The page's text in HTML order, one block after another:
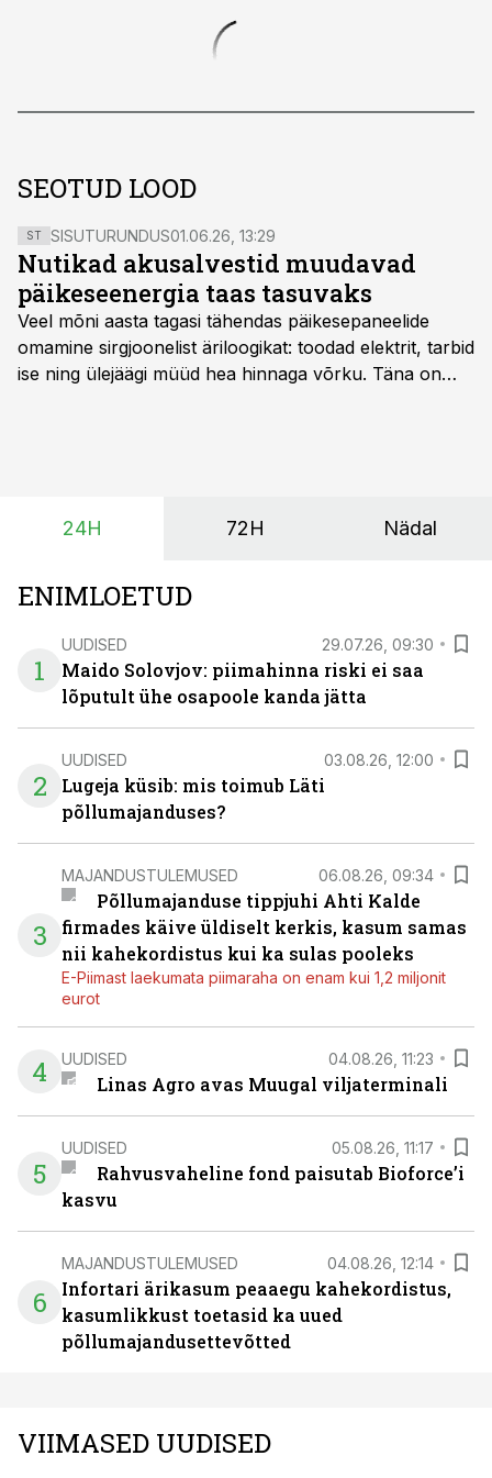
SEOTUD LOOD
ST SISUTURUNDUS01.06.26, 13:29
Nutikad akusalvestid muudavad
päikeseenergia taas tasuvaks
Veel mõni aasta tagasi tähendas päikesepaneelide
omamine sirgjoonelist äriloogikat: toodad elektrit, tarbid
ise ning ülejäägi müüd hea hinnaga võrku. Täna on
põllumajandusettevõtete jaoks üheks olulisemaks
24H 72H Nädal
ENIMLOETUD
1
UUDISED 29.07.26, 09:30
Maido Solovjov: piimahinna riski ei saa
lõputult ühe osapoole kanda jätta
2
UUDISED 03.08.26, 12:00
Lugeja küsib: mis toimub Läti
põllumajanduses?
3
MAJANDUSTULEMUSED 06.08.26, 09:34
Põllumajanduse tippjuhi Ahti Kalde
firmades käive üldiselt kerkis, kasum samas
nii kahekordistus kui ka sulas pooleks
E-Piimast laekumata piimaraha on enam kui 1,2 miljonit
eurot
4 UUDISED 04.08.26, 11:23
Linas Agro avas Muugal viljaterminali
5
UUDISED 05.08.26, 11:17
Rahvusvaheline fond paisutab Bioforce’i
kasvu
6
MAJANDUSTULEMUSED 04.08.26, 12:14
Infortari ärikasum peaaegu kahekordistus,
kasumlikkust toetasid ka uued
põllumajandusettevõtted
VIIMASED UUDISED